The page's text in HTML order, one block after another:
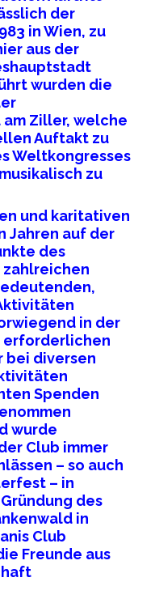
der
in Wien, zu
aus der
wurden die
Ziller, welche
Auftakt zu
Weltkongresses
zu
und karitativen
Jahren auf der
des
zahlreichen
in der
erforderlichen
bei diversen
Spenden
wurde
Club immer
– so auch
– in
des
in
Club
Freunde aus